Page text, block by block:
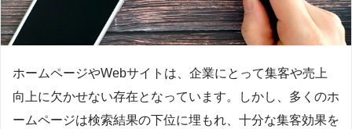
ホームページやWebサイトは、企業にとって集客や売上
向上に欠かせない存在となっています。しかし、多くのホ
ームページは検索結果の下位に埋もれ、十分な集客効果を